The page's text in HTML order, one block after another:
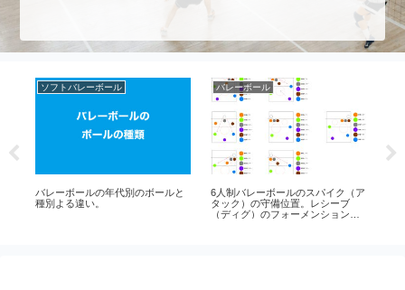
ソフトバレーボール
バレーボールの年代別のボールと
種別よる違い。
バレーボール
6人制バレーボールのスパイク（ア
タック）の守備位置。レシーブ
（ディグ）のフォーメンションそ